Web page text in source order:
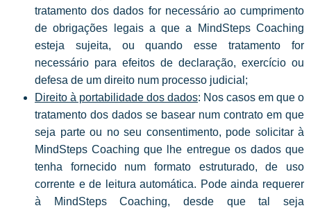
tratamento dos dados for necessário ao cumprimento
de obrigações legais a que a MindSteps Coaching
esteja sujeita, ou quando esse tratamento for
necessário para efeitos de declaração, exercício ou
defesa de um direito num processo judicial;
Direito à portabilidade dos dados: Nos casos em que o
tratamento dos dados se basear num contrato em que
seja parte ou no seu consentimento, pode solicitar à
MindSteps Coaching que lhe entregue os dados que
tenha fornecido num formato estruturado, de uso
corrente e de leitura automática. Pode ainda requerer
à MindSteps Coaching, desde que tal seja